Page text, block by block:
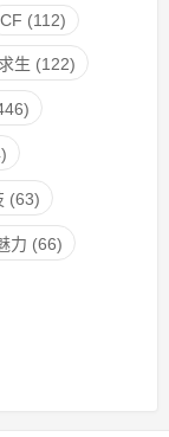
CF (112)
生 (122)
(63)
力 (66)